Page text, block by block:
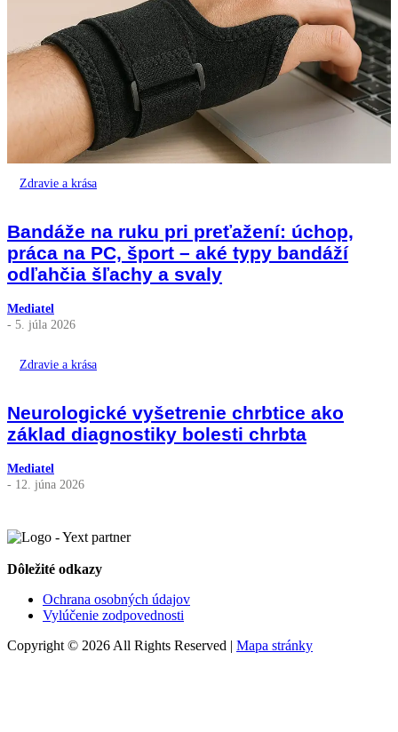
Zdravie a krása
Bandáže na ruku pri preťažení: úchop,
práca na PC, šport – aké typy bandáží
odľahčia šľachy a svaly
Mediatel
- 5. júla 2026
Zdravie a krása
Neurologické vyšetrenie chrbtice ako
základ diagnostiky bolesti chrbta
Mediatel
- 12. júna 2026
Dôležité odkazy
Ochrana osobných údajov
Vylúčenie zodpovednosti
Copyright © 2026 All Rights Reserved | Mapa stránky